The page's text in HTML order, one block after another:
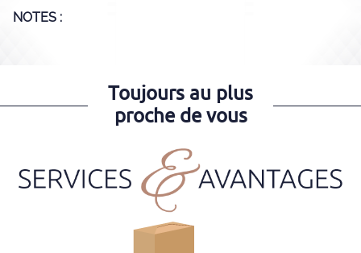
NOTES :
Toujours au plus
proche de vous